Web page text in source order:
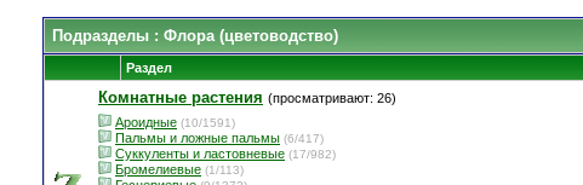
Подразделы : Флора (цветоводство)
Раздел
Комнатные растения (просматривают: 26)
Ароидные (10/1591)
Пальмы и ложные пальмы (6/417)
Суккуленты и ластовневые (17/982)
Бромелиевые (1/113)